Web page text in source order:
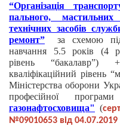
“Організація
пального,
технічних засобів
ремонт”
за схемою
навчання 5.5 років (4
рівень
кваліфікаційний рівень
Міністерства оборони
професійної
газонафтосховища" (
№09010653 від